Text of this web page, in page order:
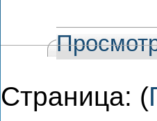
Страница: (